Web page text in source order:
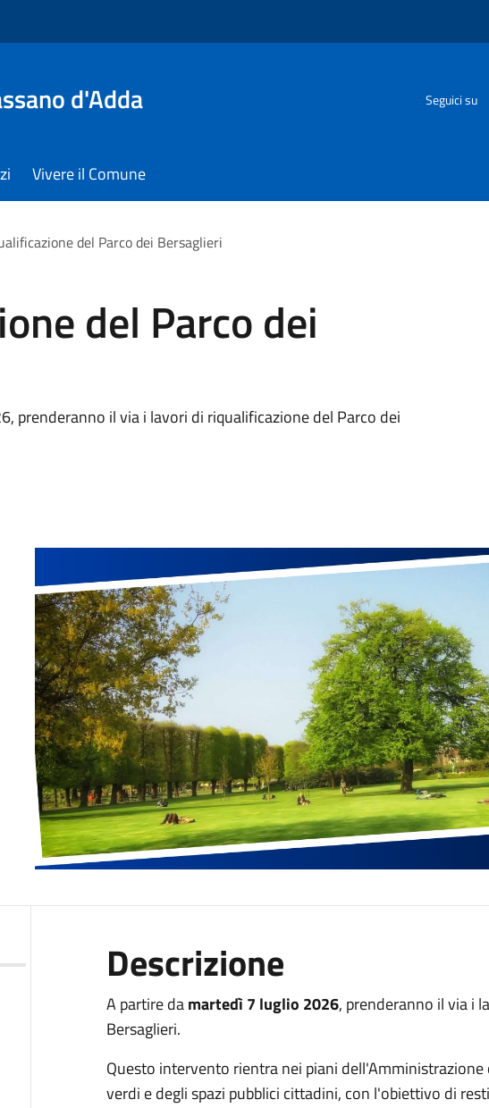
d'Adda Seguici su
Vivere il Comune
del Parco dei Bersaglieri
del Parco dei
prenderanno il via i lavori di riqualificazione del Parco dei
Descrizione
A partire damartedì 7 luglio 2026, prenderanno il via i
Bersaglieri.
Questo intervento rientra nei piani
verdi e degli spazi pubblici cittadini, con l'obiettivo di